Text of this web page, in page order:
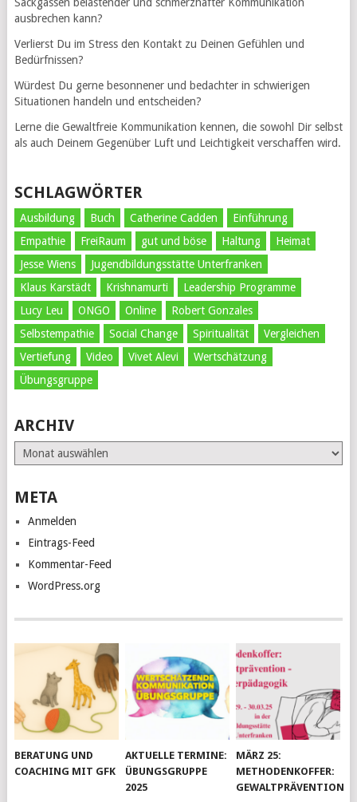
ausbrechen kann?
Verlierst Du im Stress den Kontakt zu Deinen Gefühlen und
Bedürfnissen?
Würdest Du gerne besonnener und bedachter in schwierigen
Situationen handeln und entscheiden?
Lerne die Gewaltfreie Kommunikation kennen, die sowohl Dir selbst
als auch Deinem Gegenüber Luft und Leichtigkeit verschaffen wird.
SCHLAGWÖRTER
Ausbildung Buch Catherine Cadden
Einführung
Empathie
FreiRaum gut und böse Haltung
Heimat
Jesse Wiens
Jugendbildungsstätte Unterfranken
Klaus Karstädt
Krishnamurti
Leadership Programme
Lucy Leu
ONGO Online
Robert Gonzales
Selbstempathie
Social Change Spiritualität
Vergleichen
Vertiefung
Video Vivet Alevi
Wertschätzung
Übungsgruppe
ARCHIV
Archiv
META
Anmelden
Eintrags-Feed
Kommentar-Feed
WordPress.org
BERATUNG UND
COACHING MIT GFK
AKTUELLE TERMINE:
ÜBUNGSGRUPPE
2025
MÄRZ 25:
METHODENKOFFER:
GEWALTPRÄVENTION